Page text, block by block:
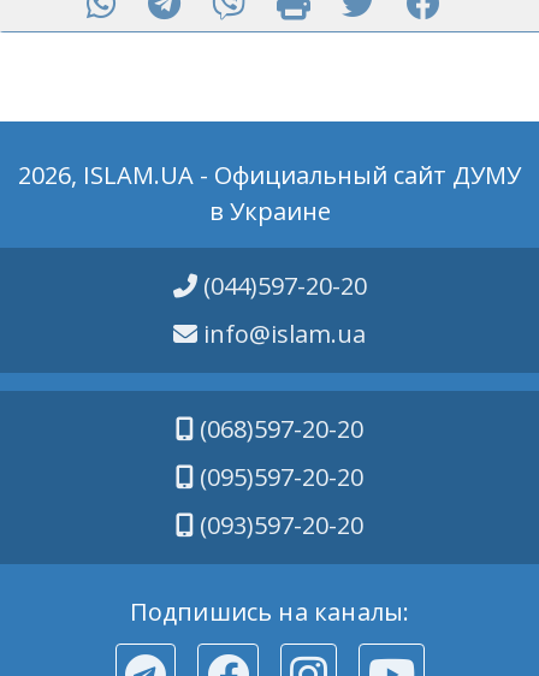
2026, ISLAM.UA - Официальный сайт ДУМУ
в Украине
(044)597-20-20
info@islam.ua
(068)597-20-20
(095)597-20-20
(093)597-20-20
Подпишись на каналы: